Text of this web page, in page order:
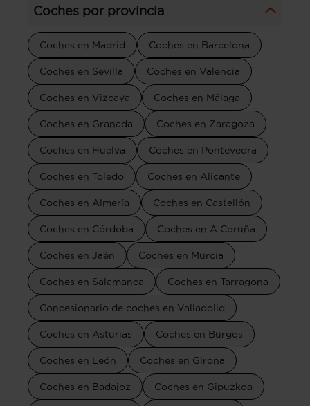
Coches por provincia
Coches en Madrid Coches en Barcelona
Coches en Sevilla Coches en Valencia
Coches en Vizcaya Coches en Málaga
Coches en Granada Coches en Zaragoza
Coches en Huelva Coches en Pontevedra
Coches en Toledo Coches en Alicante
Coches en Almería Coches en Castellón
Coches en Córdoba Coches en A Coruña
Coches en Jaén Coches en Murcia
Coches en Salamanca Coches en Tarragona
Concesionario de coches en Valladolid
Coches en Asturias Coches en Burgos
Coches en León Coches en Girona
Coches en Badajoz Coches en Gipuzkoa